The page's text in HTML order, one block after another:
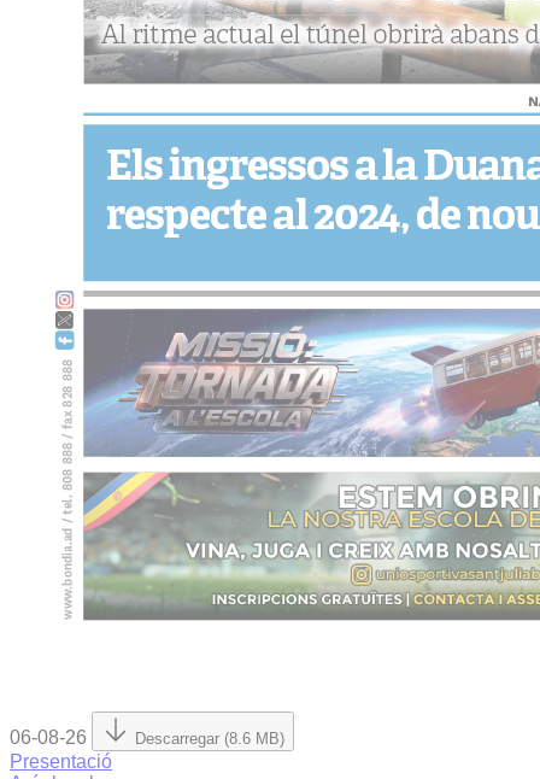
06-08-26 Descarregar (8.6 MB)
Presentació